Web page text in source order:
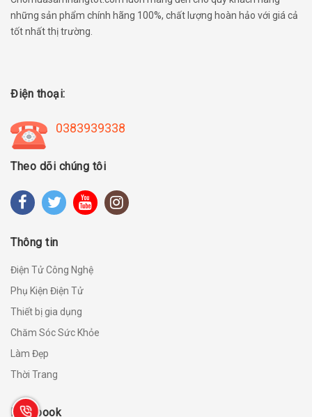
những sản phẩm chính hãng 100%, chất lượng hoàn hảo với giá cả
tốt nhất thị trường.
Điện thoại:
0383939338
Theo dõi chúng tôi
Thông tin
Điện Tử Công Nghệ
Phụ Kiện Điện Tử
Thiết bị gia dụng
Chăm Sóc Sức Khỏe
Làm Đẹp
Thời Trang
Facebook